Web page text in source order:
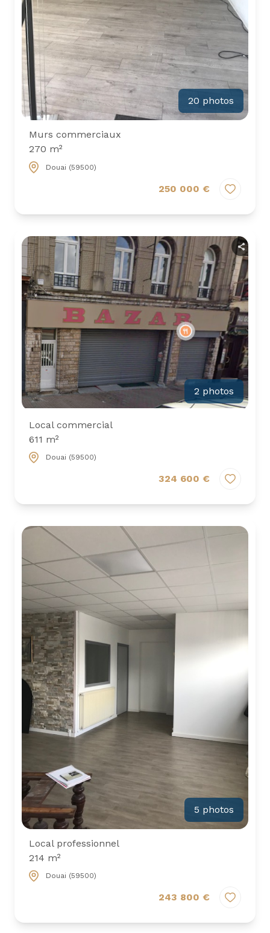
20 photos
Murs commerciaux
270 m²
Douai (59500)
250 000 €
2 photos
Local commercial
611 m²
Douai (59500)
324 600 €
5 photos
Local professionnel
214 m²
Douai (59500)
243 800 €